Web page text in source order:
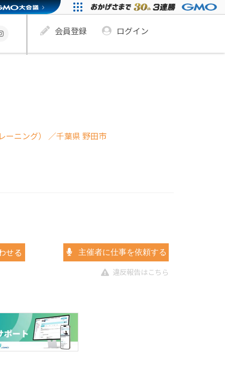
会員登録 ログイン
ニング） ／千葉県 野田市
せる 主催者に仕事を依頼する
違反報告はこちら